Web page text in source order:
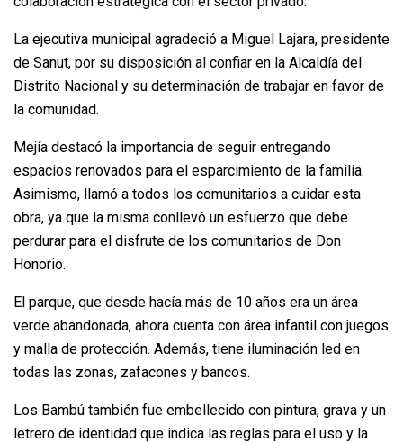
La ejecutiva municipal agradeció a Miguel Lajara, presidente
de Sanut, por su disposición al confiar en la Alcaldía del
Distrito Nacional y su determinación de trabajar en favor de
la comunidad.
Mejía destacó la importancia de seguir entregando
espacios renovados para el esparcimiento de la familia.
Asimismo, llamó a todos los comunitarios a cuidar esta
obra, ya que la misma conllevó un esfuerzo que debe
perdurar para el disfrute de los comunitarios de Don
Honorio.
El parque, que desde hacía más de 10 años era un área
verde abandonada, ahora cuenta con área infantil con juegos
y malla de protección. Además, tiene iluminación led en
todas las zonas, zafacones y bancos.
Los Bambú también fue embellecido con pintura, grava y un
letrero de identidad que indica las reglas para el uso y la